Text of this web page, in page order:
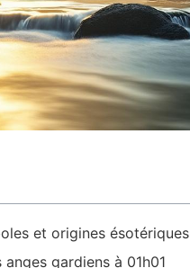
et origines ésotériques
gardiens à 01h01